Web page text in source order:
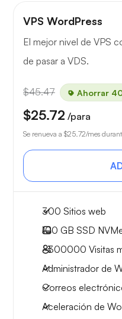
VPS WordPress
El mejor nivel de VPS
de pasar a VDS.
$45.47 Ahorrar
$25.72 /para
Se renueva a $25.72/mes
300 Sitios web
100 GB SSD
~300000 Visitas
Administrador de
Correos
Aceleración de